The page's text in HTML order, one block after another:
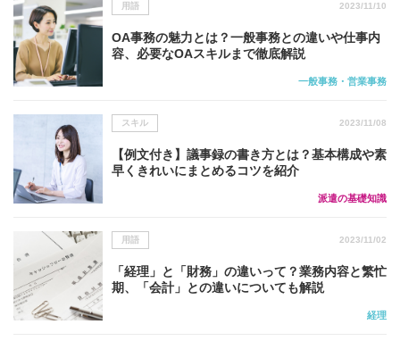
用語 2023/11/10
OA事務の魅力とは？一般事務との違いや仕事内
容、必要なOAスキルまで徹底解説
一般事務・営業事務
スキル 2023/11/08
【例文付き】議事録の書き方とは？基本構成や素
早くきれいにまとめるコツを紹介
派遣の基礎知識
用語 2023/11/02
「経理」と「財務」の違いって？業務内容と繁忙
期、「会計」との違いについても解説
経理